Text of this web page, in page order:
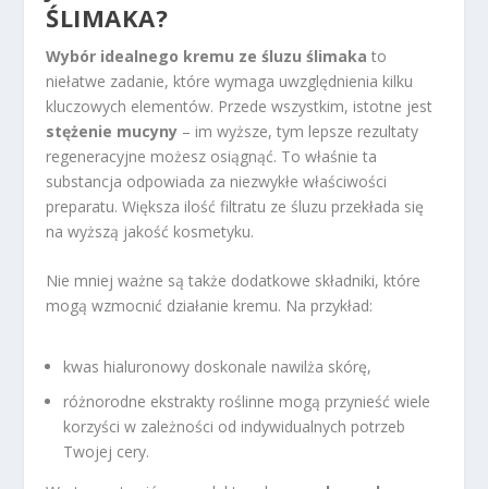
ŚLIMAKA?
Wybór idealnego kremu ze śluzu ślimaka to
niełatwe zadanie, które wymaga uwzględnienia kilku
kluczowych elementów. Przede wszystkim, istotne jest
stężenie mucyny – im wyższe, tym lepsze rezultaty
regeneracyjne możesz osiągnąć. To właśnie ta
substancja odpowiada za niezwykłe właściwości
preparatu. Większa ilość filtratu ze śluzu przekłada się
na wyższą jakość kosmetyku.
Nie mniej ważne są także dodatkowe składniki, które
mogą wzmocnić działanie kremu. Na przykład:
kwas hialuronowy doskonale nawilża skórę,
różnorodne ekstrakty roślinne mogą przynieść wiele
korzyści w zależności od indywidualnych potrzeb
Twojej cery.